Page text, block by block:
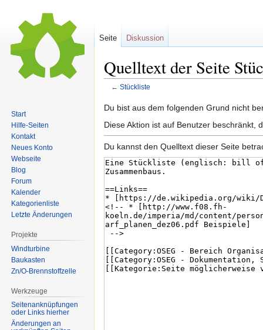
Quelltext der Seite
← Stückliste
Zur
Navigation
Zur
Suche
Du bist aus dem folgenden Grund nicht
Diese Aktion ist auf Benutzer beschränkt,
Du kannst den Quelltext dieser Seite
Seite Diskussion
Start
Hilfe-Seiten
Kontakt
Neues Konto
Webseite
Blog
Forum
Kalender
Kategorienliste
Letzte Änderungen
Projekte
Windturbine
Baukasten
Zn/O-Brennstoffzelle
Werkzeuge
Seitenanknüpfungen
oder Links hierher
Änderungen an